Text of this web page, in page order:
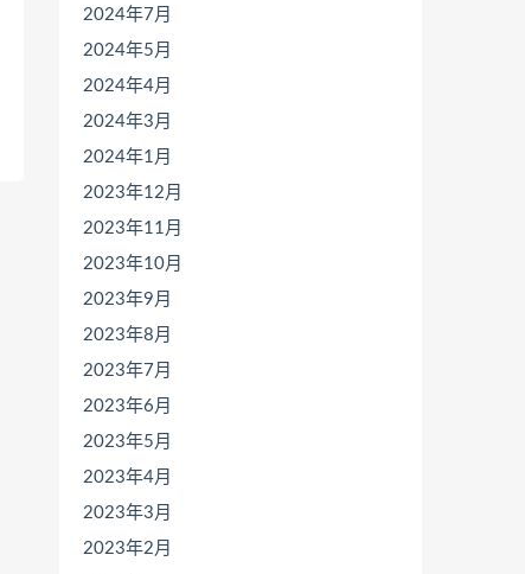
2024年7月
2024年5月
2024年4月
2024年3月
2024年1月
2023年12月
2023年11月
2023年10月
2023年9月
2023年8月
2023年7月
2023年6月
2023年5月
2023年4月
2023年3月
2023年2月